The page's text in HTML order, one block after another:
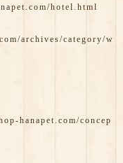
hotel.html
archives/category/w
hanapet.com/concep